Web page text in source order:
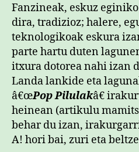
Fanzineak, eskuz
dira, tradizioz; halere,
teknologikoak eskura
parte hartu duten
itxura dotorea nahi izan
Landa lankide eta
â€œPop Pilulakâ€
heinean (artikulu
behar du izan,
A! hori bai, zuri eta